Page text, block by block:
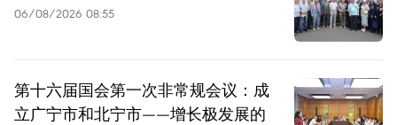
06/08/2026 08:55
第十六届国会第一次非常规会议：成
立广宁市和北宁市——增长极发展的